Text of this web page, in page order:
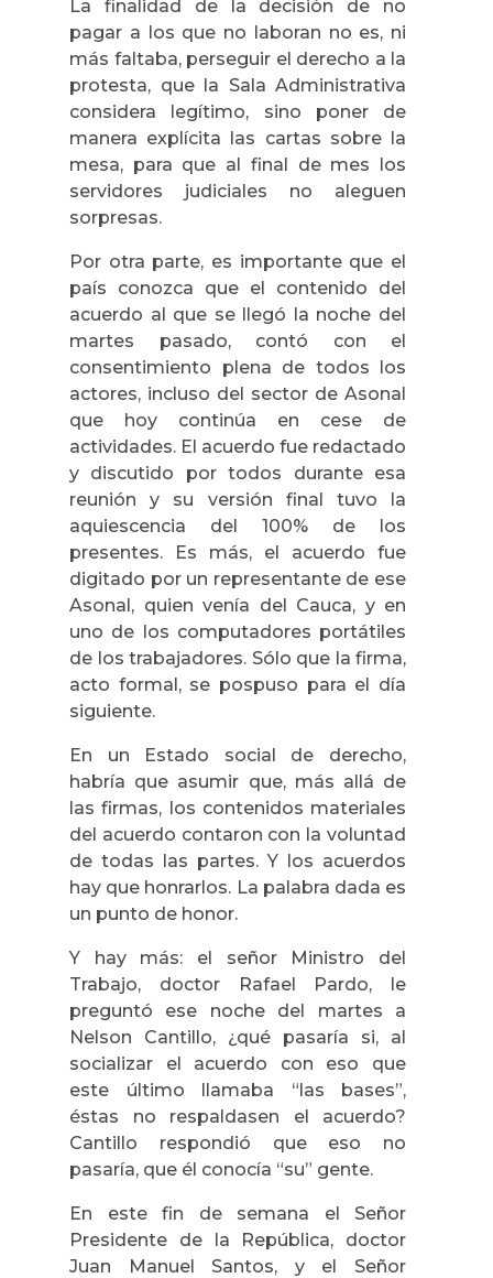
La finalidad de la decisión de no
pagar a los que no laboran no es, ni
más faltaba, perseguir el derecho a la
protesta, que la Sala Administrativa
considera legítimo, sino poner de
manera explícita las cartas sobre la
mesa, para que al final de mes los
servidores judiciales no aleguen
sorpresas.
Por otra parte, es importante que el
país conozca que el contenido del
acuerdo al que se llegó la noche del
martes pasado, contó con el
consentimiento plena de todos los
actores, incluso del sector de Asonal
que hoy continúa en cese de
actividades. El acuerdo fue redactado
y discutido por todos durante esa
reunión y su versión final tuvo la
aquiescencia del 100% de los
presentes. Es más, el acuerdo fue
digitado por un representante de ese
Asonal, quien venía del Cauca, y en
uno de los computadores portátiles
de los trabajadores. Sólo que la firma,
acto formal, se pospuso para el día
siguiente.
En un Estado social de derecho,
habría que asumir que, más allá de
las firmas, los contenidos materiales
del acuerdo contaron con la voluntad
de todas las partes. Y los acuerdos
hay que honrarlos. La palabra dada es
un punto de honor.
Y hay más: el señor Ministro del
Trabajo, doctor Rafael Pardo, le
preguntó ese noche del martes a
Nelson Cantillo, ¿qué pasaría si, al
socializar el acuerdo con eso que
este último llamaba “las bases”,
éstas no respaldasen el acuerdo?
Cantillo respondió que eso no
pasaría, que él conocía “su” gente.
En este fin de semana el Señor
Presidente de la República, doctor
Juan Manuel Santos, y el Señor